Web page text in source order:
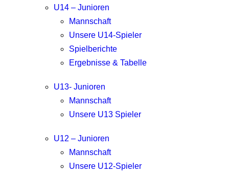
U14 – Junioren
Mannschaft
Unsere U14-Spieler
Spielberichte
Ergebnisse & Tabelle
U13- Junioren
Mannschaft
Unsere U13 Spieler
U12 – Junioren
Mannschaft
Unsere U12-Spieler